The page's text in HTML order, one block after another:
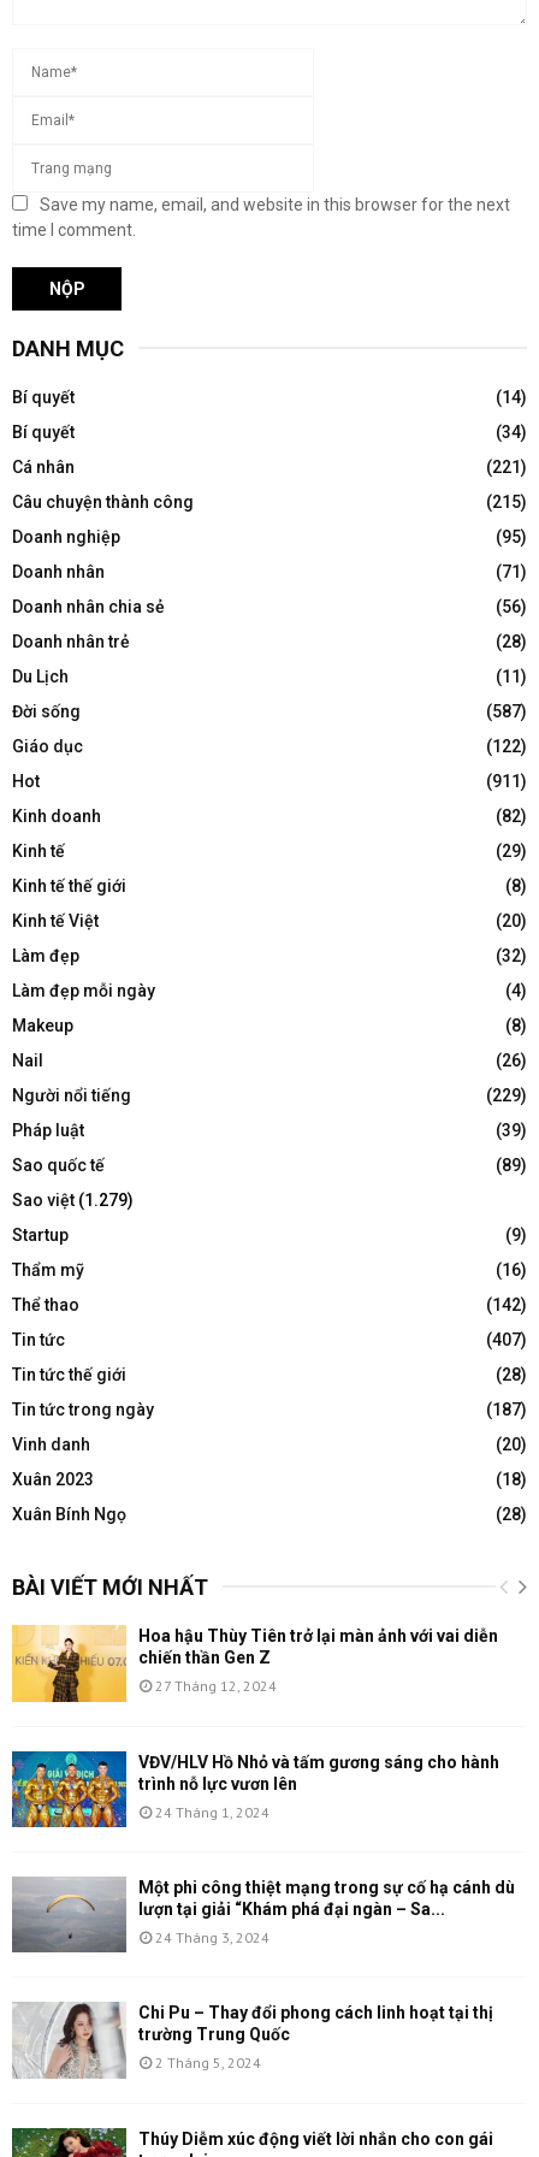
Save my name, email, and website in this browser for the next
time I comment.
DANH MỤC
Bí quyết
(14)
Bí quyết
(34)
Cá nhân
(221)
Câu chuyện thành công
(215)
Doanh nghiệp
(95)
Doanh nhân
(71)
Doanh nhân chia sẻ
(56)
Doanh nhân trẻ
(28)
Du Lịch
(11)
Đời sống
(587)
Giáo dục
(122)
Hot
(911)
Kinh doanh
(82)
Kinh tế
(29)
Kinh tế thế giới
(8)
Kinh tế Việt
(20)
Làm đẹp
(32)
Làm đẹp mỗi ngày
(4)
Makeup
(8)
Nail
(26)
Người nổi tiếng
(229)
Pháp luật
(39)
Sao quốc tế
(89)
Sao việt (1.279)
Startup
(9)
Thẩm mỹ
(16)
Thể thao
(142)
Tin tức
(407)
Tin tức thế giới
(28)
Tin tức trong ngày
(187)
Vinh danh
(20)
Xuân 2023
(18)
Xuân Bính Ngọ
(28)
BÀI VIẾT MỚI NHẤT
Hoa hậu Thùy Tiên trở lại màn ảnh với vai diễn
chiến thần Gen Z
27 Tháng 12, 2024
VĐV/HLV Hồ Nhỏ và tấm gương sáng cho hành
trình nỗ lực vươn lên
24 Tháng 1, 2024
Một phi công thiệt mạng trong sự cố hạ cánh dù
lượn tại giải “Khám phá đại ngàn – Sa...
24 Tháng 3, 2024
Chi Pu – Thay đổi phong cách linh hoạt tại thị
trường Trung Quốc
2 Tháng 5, 2024
Thúy Diễm xúc động viết lời nhắn cho con gái